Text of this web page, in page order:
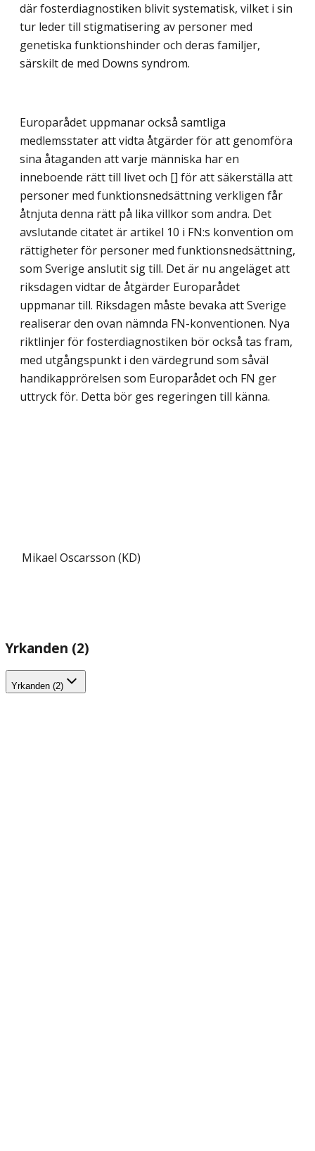
där fosterdiagnostiken blivit systematisk, vilket i sin
tur leder till stigmatisering av personer med
genetiska funktionshinder och deras familjer,
särskilt de med Downs syndrom.
Europarådet uppmanar också samtliga
medlemsstater att vidta åtgärder för att genomföra
sina åtaganden att varje människa har en
inneboende rätt till livet och [] för att säkerställa att
personer med funktionsnedsättning verkligen får
åtnjuta denna rätt på lika villkor som andra. Det
avslutande citatet är artikel 10 i FN:s konvention om
rättigheter för personer med funktionsnedsättning,
som Sverige anslutit sig till. Det är nu angeläget att
riksdagen vidtar de åtgärder Europarådet
uppmanar till. Riksdagen måste bevaka att Sverige
realiserar den ovan nämnda FN-konventionen. Nya
riktlinjer för fosterdiagnostiken bör också tas fram,
med utgångspunkt i den värdegrund som såväl
handikapprörelsen som Europarådet och FN ger
uttryck för. Detta bör ges regeringen till känna.
Mikael Oscarsson (KD)
Yrkanden (2)
Yrkanden (2)